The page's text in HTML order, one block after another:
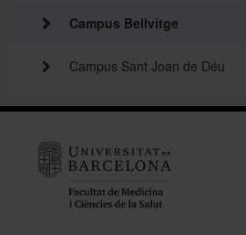
Campus Bellvitge
Campus Sant Joan de Déu